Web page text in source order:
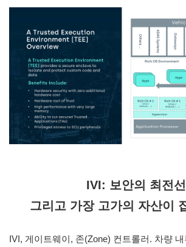
IVI: 보안의 최전선
그리고 가장 고가의 자산이
IVI, 게이트웨이, 존(Zone) 컨트롤러. 차량